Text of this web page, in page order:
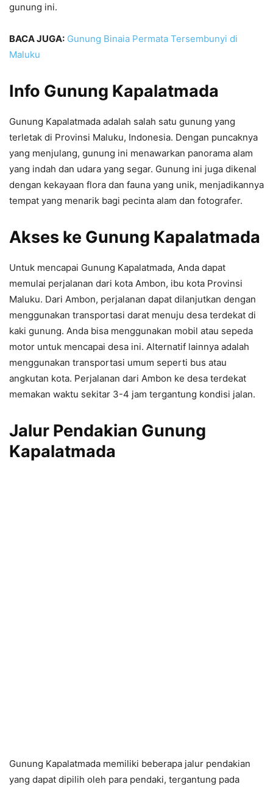
gunung ini.
BACA JUGA: Gunung Binaia Permata Tersembunyi di
Maluku
Info Gunung Kapalatmada
Gunung Kapalatmada adalah salah satu gunung yang
terletak di Provinsi Maluku, Indonesia. Dengan puncaknya
yang menjulang, gunung ini menawarkan panorama alam
yang indah dan udara yang segar. Gunung ini juga dikenal
dengan kekayaan flora dan fauna yang unik, menjadikannya
tempat yang menarik bagi pecinta alam dan fotografer.
Akses ke Gunung Kapalatmada
Untuk mencapai Gunung Kapalatmada, Anda dapat
memulai perjalanan dari kota Ambon, ibu kota Provinsi
Maluku. Dari Ambon, perjalanan dapat dilanjutkan dengan
menggunakan transportasi darat menuju desa terdekat di
kaki gunung. Anda bisa menggunakan mobil atau sepeda
motor untuk mencapai desa ini. Alternatif lainnya adalah
menggunakan transportasi umum seperti bus atau
angkutan kota. Perjalanan dari Ambon ke desa terdekat
memakan waktu sekitar 3-4 jam tergantung kondisi jalan.
Jalur Pendakian Gunung
Kapalatmada
Gunung Kapalatmada memiliki beberapa jalur pendakian
yang dapat dipilih oleh para pendaki, tergantung pada